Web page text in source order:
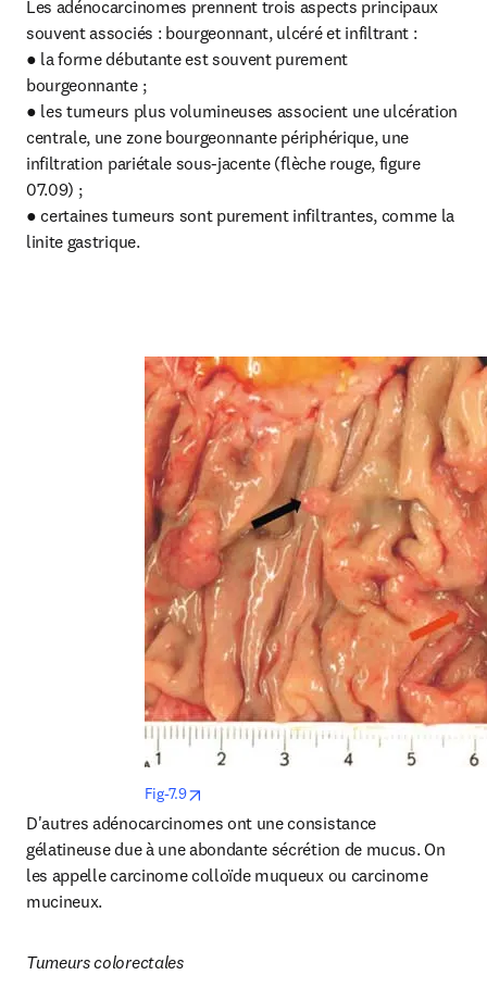
Les adénocarcinomes prennent trois aspects principaux
souvent associés : bourgeonnant, ulcéré et infiltrant :
● la forme débutante est souvent purement
bourgeonnante ;
● les tumeurs plus volumineuses associent une ulcération
centrale, une zone bourgeonnante périphérique, une
infiltration pariétale sous-jacente (flèche rouge, figure
07.09) ;
● certaines tumeurs sont purement infiltrantes, comme la
linite gastrique.
Fig-7.9
D'autres adénocarcinomes ont une consistance
gélatineuse due à une abondante sécrétion de mucus. On
les appelle carcinome colloïde muqueux ou carcinome
mucineux.
Tumeurs colorectales